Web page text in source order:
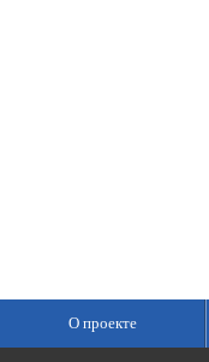
О проекте